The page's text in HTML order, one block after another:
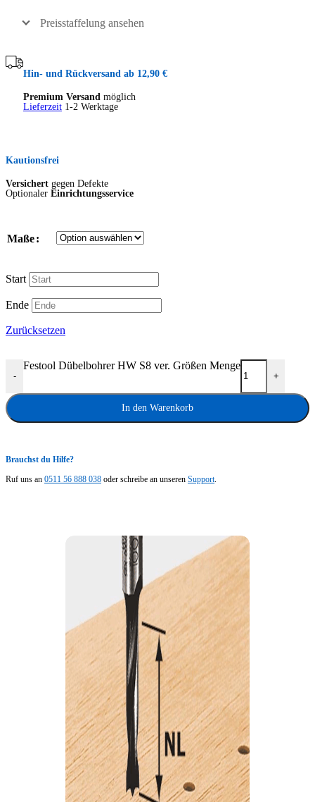
Preisstaffelung ansehen
Hin- und Rückversand ab 12,90 €
Premium Versand möglich
Lieferzeit 1-2 Werktage
Kautionsfrei
Versichert gegen Defekte
Optionaler Einrichtungsservice
Maße
Start
Ende
Zurücksetzen
-
Festool Dübelbohrer HW S8 ver. Größen Menge
+
In den Warenkorb
Brauchst du Hilfe?
Ruf uns an 0511 56 888 038 oder schreibe an unseren Support